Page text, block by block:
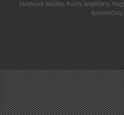
Jazykové skúšky, Kurzy angličtiny,
španielčiny,